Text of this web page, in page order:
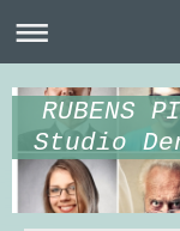
RUBENS
Studio